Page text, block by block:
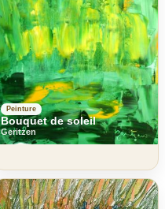
Peinture
Bouquet de soleil
Geritzen